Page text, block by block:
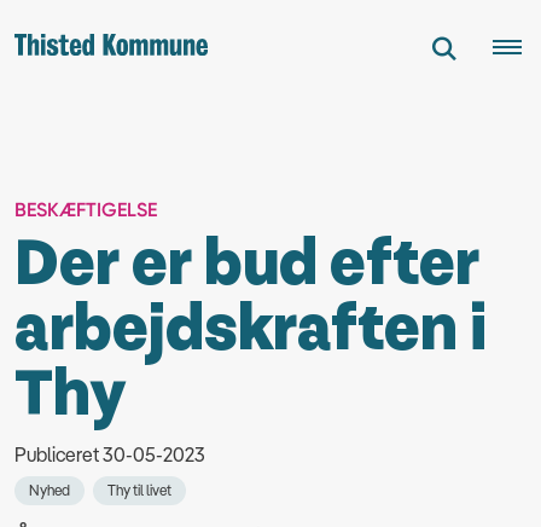
BESKÆFTIGELSE
Der er bud efter
arbejdskraften i
Thy
Publiceret 30-05-2023
Nyhed Thy til livet